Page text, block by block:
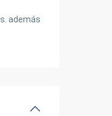
además